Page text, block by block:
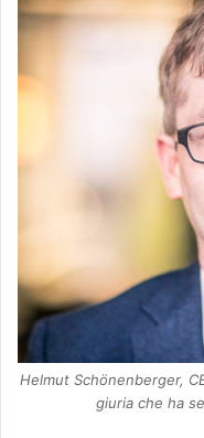
Helmut Schönenberger,
giuria che ha